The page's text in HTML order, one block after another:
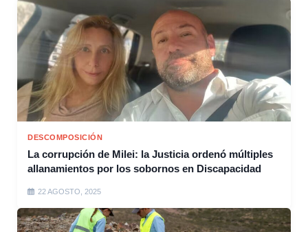
DESCOMPOSICIÓN
La corrupción de Milei: la Justicia ordenó múltiples
allanamientos por los sobornos en Discapacidad
22 AGOSTO, 2025